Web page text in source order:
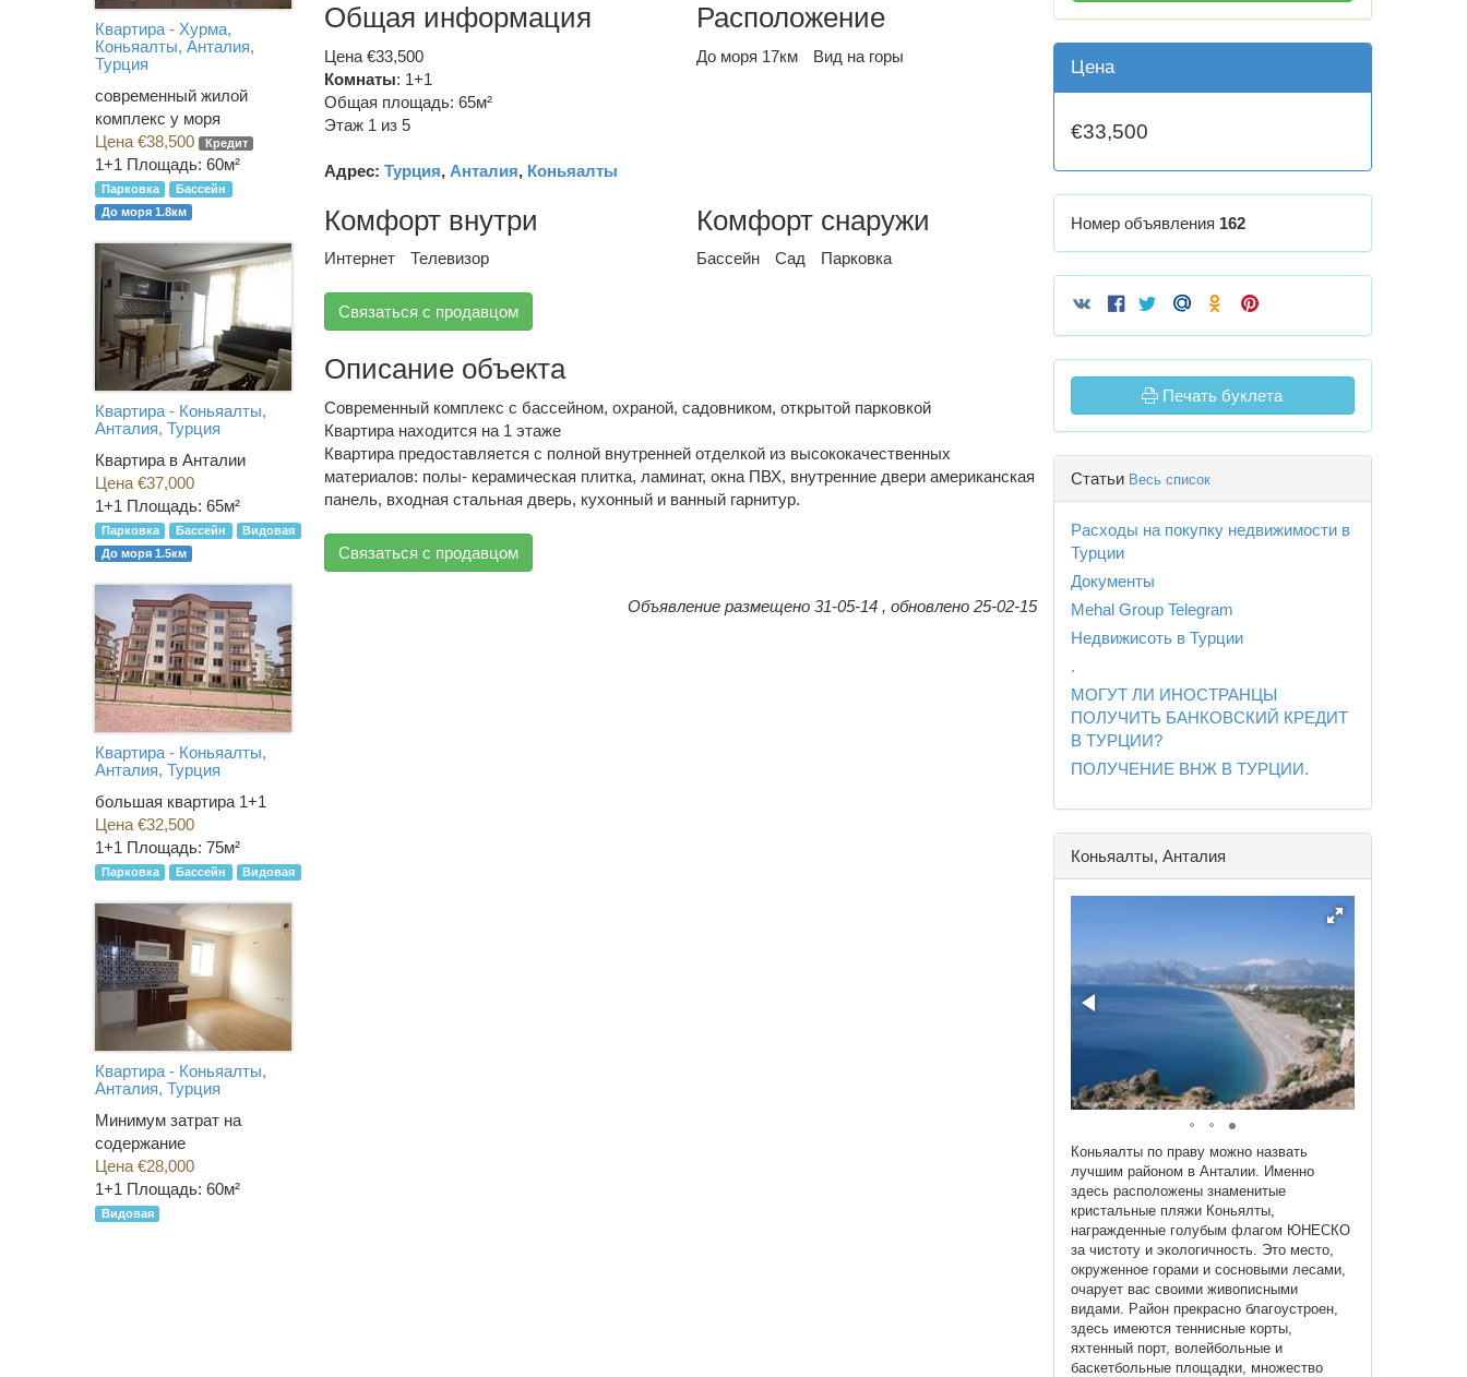
Общая информация
Цена €33,500
Комнаты: 1+1
Общая площадь: 65м²
Этаж 1 из 5
Адрес: Турция, Анталия, Коньяалты
Расположение
До моря 17км Вид на горы
Комфорт внутри
Интернет Телевизор
Комфорт снаружи
Бассейн Сад Парковка
Связаться с продавцом
Описание объекта
Современный комплекс с бассейном, охраной, садовником, открытой парковкой
Квартира находится на 1 этаже
Квартира предоставляется с полной внутренней отделкой из высококачественных
материалов: полы- керамическая плитка, ламинат, окна ПВХ, внутренние двери американская
панель, входная стальная дверь, кухонный и ванный гарнитур.
Связаться с продавцом
Объявление размещено 31-05-14 , обновлено 25-02-15
Цена
€33,500
Номер объявления 162
Печать буклета
Статьи Весь список
Расходы на покупку недвижимости в
Турции
Документы
Mehal Group Telegram
Недвижисоть в Турции
.
МОГУТ ЛИ ИНОСТРАНЦЫ
ПОЛУЧИТЬ БАНКОВСКИЙ КРЕДИТ
В ТУРЦИИ?
ПОЛУЧЕНИЕ ВНЖ В ТУРЦИИ.
Коньяалты, Анталия
Коньяалты по праву можно назвать
лучшим районом в Анталии. Именно
здесь расположены знаменитые
кристальные пляжи Коньялты,
награжденные голубым флагом ЮНЕСКО
за чистоту и экологичность. Это место,
окруженное горами и сосновыми лесами,
очарует вас своими живописными
видами. Район прекрасно благоустроен,
здесь имеются теннисные корты,
яхтенный порт, волейбольные и
баскетбольные площадки, множество
Квартира - Хурма,
Коньяалты, Анталия,
Турция
современный жилой
комплекс у моря
Цена €38,500
Кредит
1+1 Площадь: 60м²
Парковка
Бассейн
До моря 1.8км
Квартира - Коньяалты,
Анталия, Турция
Квартира в Анталии
Цена €37,000
1+1 Площадь: 65м²
Парковка Бассейн
Видовая
До моря 1.5км
Квартира - Коньяалты,
Анталия, Турция
большая квартира 1+1
Цена €32,500
1+1 Площадь: 75м²
Парковка Бассейн Видовая
Квартира - Коньяалты,
Анталия, Турция
Минимум затрат на
содержание
Цена €28,000
1+1 Площадь: 60м²
Видовая